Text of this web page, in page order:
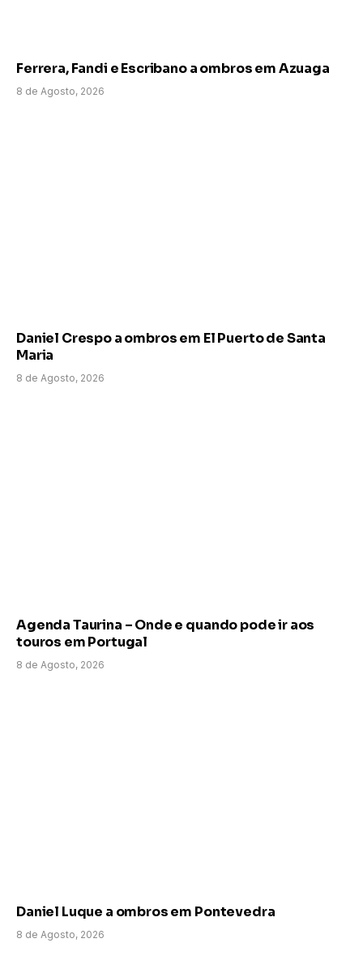
Ferrera, Fandi e Escribano a ombros em Azuaga
8 de Agosto, 2026
Daniel Crespo a ombros em El Puerto de Santa
Maria
8 de Agosto, 2026
Agenda Taurina – Onde e quando pode ir aos
touros em Portugal
8 de Agosto, 2026
Daniel Luque a ombros em Pontevedra
8 de Agosto, 2026